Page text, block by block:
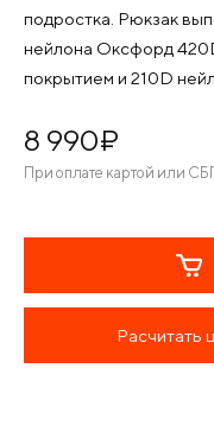
подростка. Рюкзак
нейлона Оксфорд
покрытием и 210D
8 990¤
При оплате картой или
Расчитать